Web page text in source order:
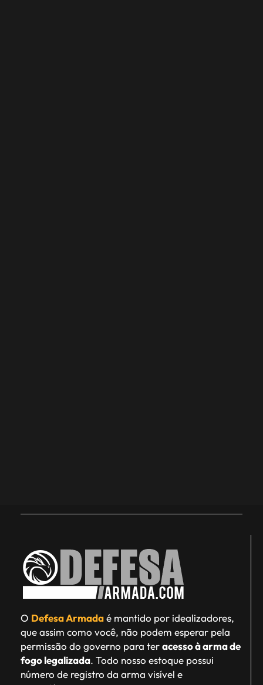
O Defesa Armadaé mantido por idealizadores,
que assim como você, não podem esperar pela
permissão do governo para teracesso à arma de
fogo legalizada. Todo nosso estoque possui
número de registro da arma visível e